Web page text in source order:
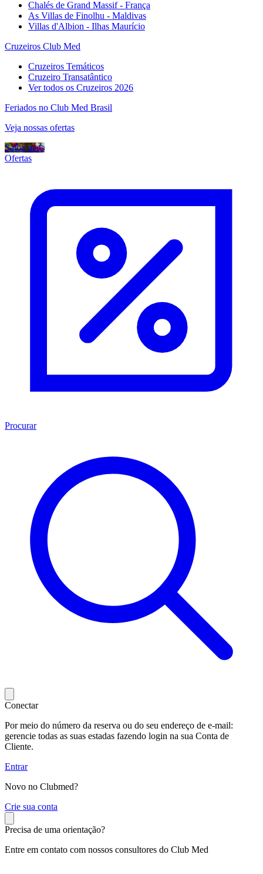
Chalés de Grand Massif - França
As Villas de Finolhu - Maldivas
Villas d'Albion - Ilhas Maurício
Cruzeiros Club Med
Cruzeiros Temáticos
Cruzeiro Transatântico
Ver todos os Cruzeiros 2026
Feriados no Club Med Brasil
Veja nossas ofertas
Saiba mais
Ofertas
Procurar
Conectar
Por meio do número da reserva ou do seu endereço de e-mail:
gerencie todas as suas estadas fazendo login na sua Conta de
Cliente.
Entrar
Novo no Clubmed?
Crie sua conta
Precisa de uma orientação?
Entre em contato com nossos consultores do Club Med